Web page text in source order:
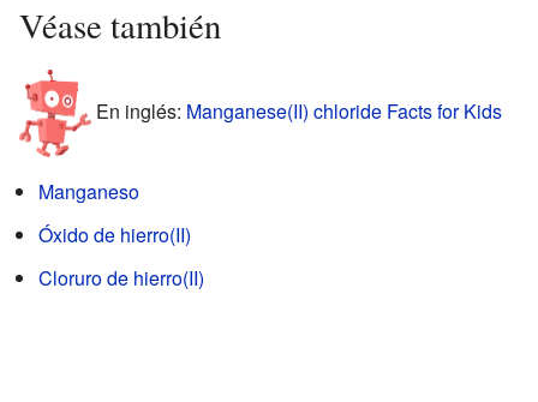
Véase también
En inglés: Manganese(II) chloride Facts for Kids
Manganeso
Óxido de hierro(II)
Cloruro de hierro(II)